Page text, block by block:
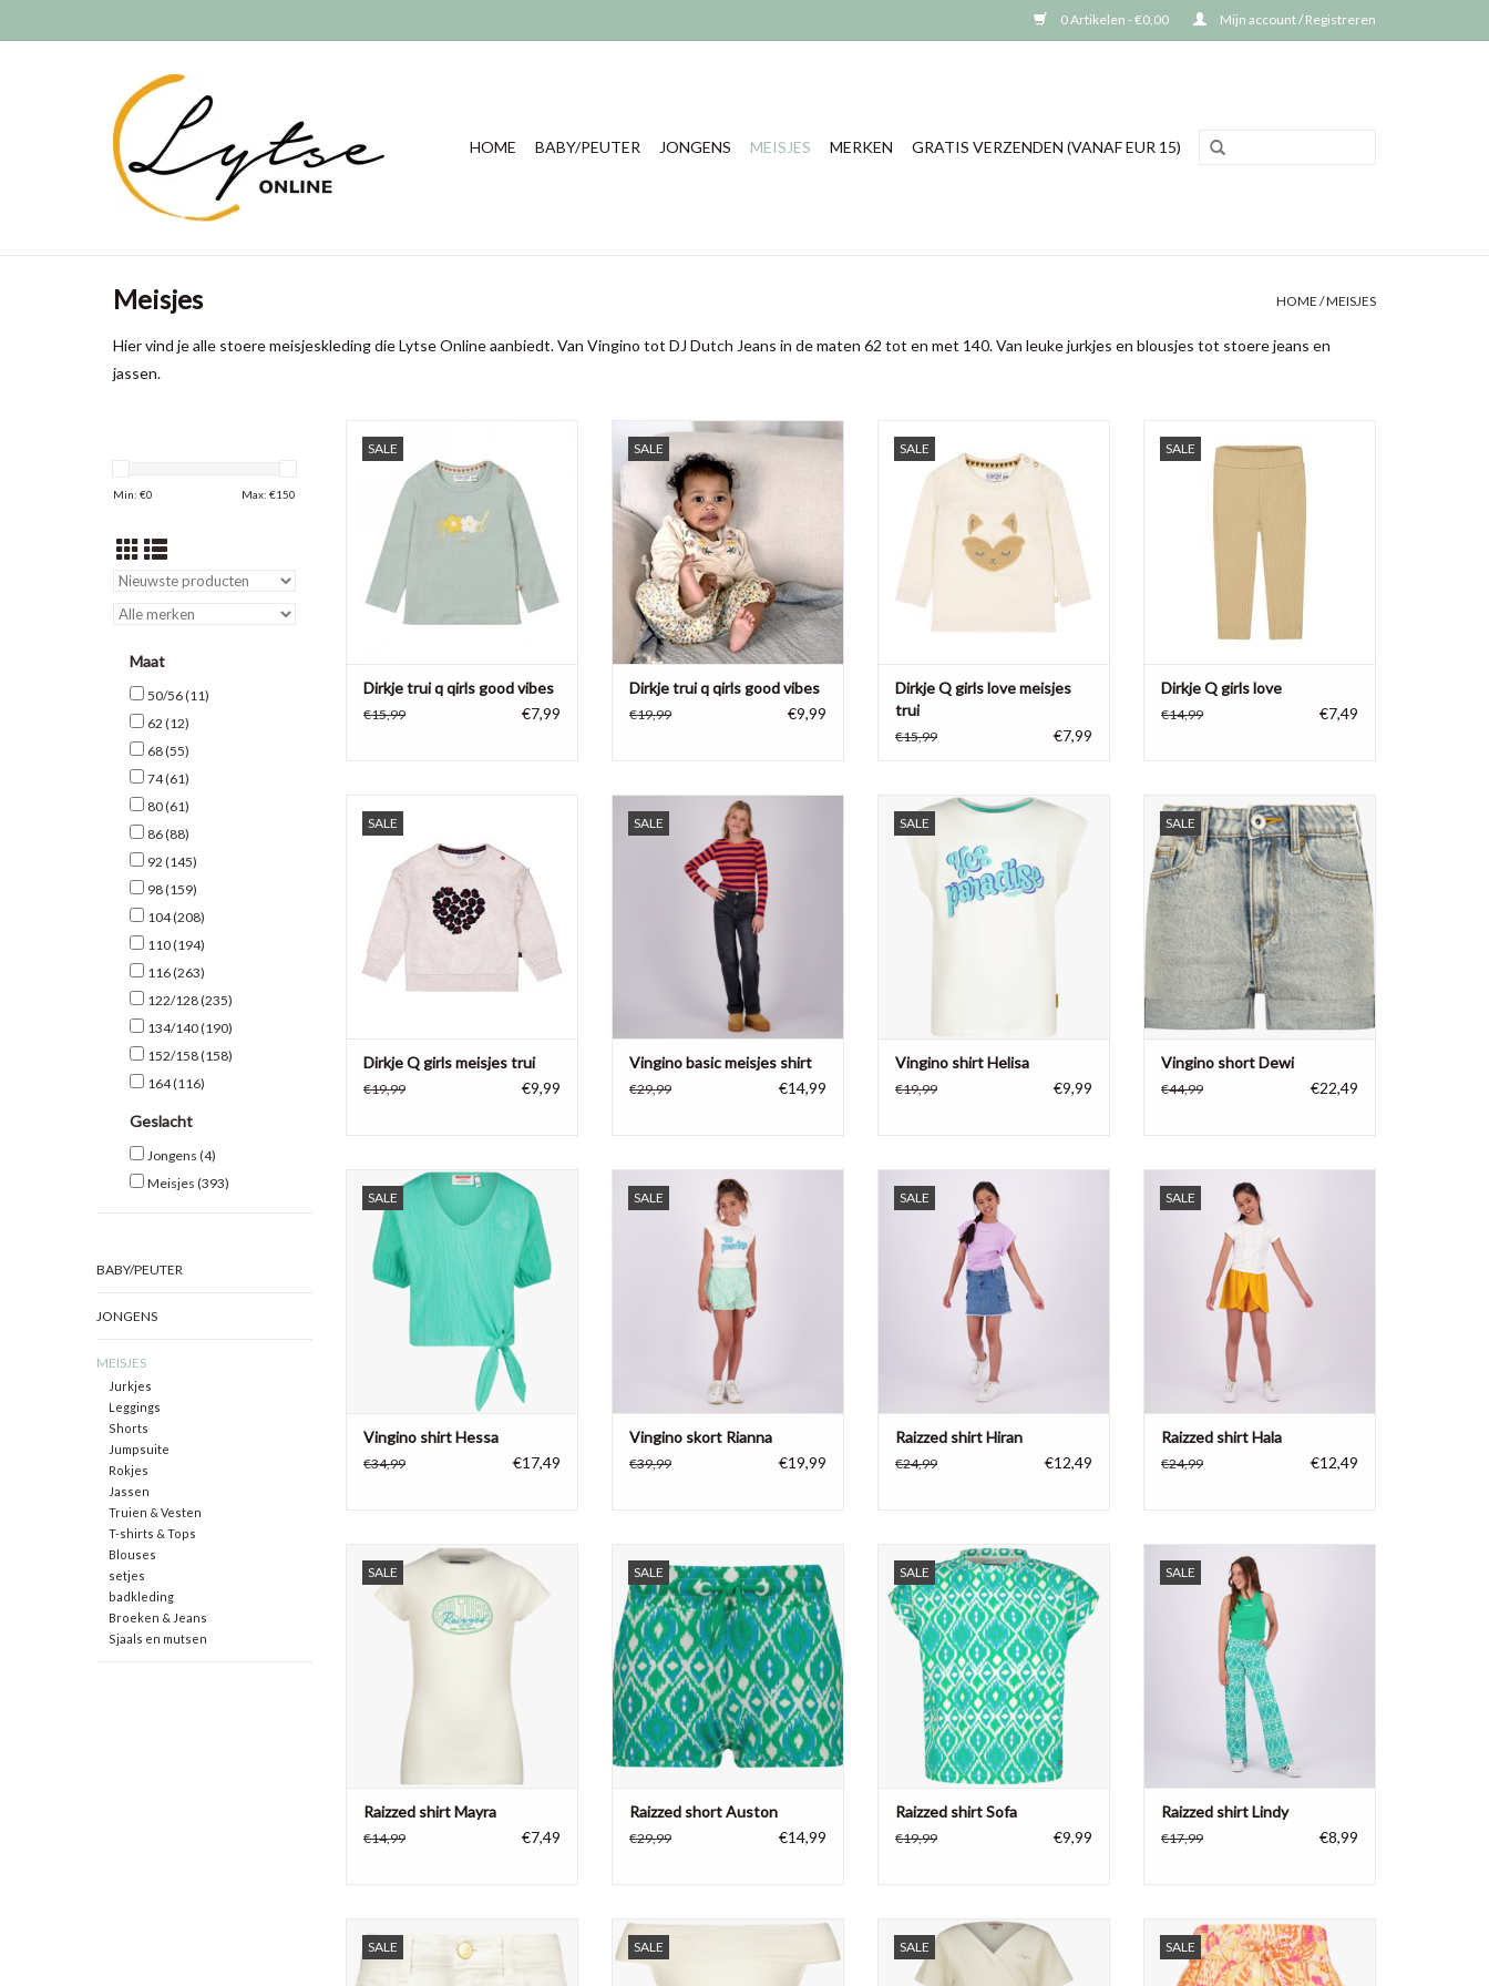
0 Artikelen - €0,00 Mijn account / Registreren
HOME BABY/PEUTER JONGENS MEISJES MERKEN GRATIS VERZENDEN (VANAF EUR 15)
Meisjes HOME /MEISJES
Hier vind je alle stoere meisjeskleding die Lytse Online aanbiedt. Van Vingino tot DJ Dutch Jeans in de maten 62 tot en met 140. Van leuke jurkjes en blousjes tot stoere jeans en
jassen.
Min: €0 Max: €150
Maat
50/56(11)
62 (12)
68(55)
74(61)
80(61)
86(88)
92 (145)
98(159)
104(208)
110(194)
116(263)
122/128(235)
134/140(190)
152/158(158)
164(116)
Geslacht
Jongens (4)
Meisjes (393)
BABY/PEUTER
JONGENS
MEISJES
Jurkjes
Leggings
Shorts
Jumpsuite
Rokjes
Jassen
Truien & Vesten
T-shirts & Tops
Blouses
setjes
badkleding
Broeken & Jeans
Sjaals en mutsen
SALE
TOEVOEGEN AAN WINKELWAGEN
Dirkje trui q qirls good vibes
€15,99 €7,99
SALE
Dirkje meisjes sweater Q girls good
vibes
deze sweater heeft een mooi
geborduurd bovenpand
TOEVOEGEN AAN WINKELWAGEN
Dirkje trui q qirls good vibes
€19,99 €9,99
SALEwintercollectie van Dirkje
TOEVOEGEN AAN WINKELWAGEN
Dirkje Q girls love meisjes
trui
€15,99 €7,99
SALE
TOEVOEGEN AAN WINKELWAGEN
Dirkje Q girls love
€14,99 €7,49
SALE
TOEVOEGEN AAN WINKELWAGEN
Dirkje Q girls meisjes trui
€19,99 €9,99
SALE
Vingino meisjes basic-crop rib
stripe shirt
TOEVOEGEN AAN WINKELWAGEN
Vingino basic meisjes shirt
€29,99 €14,99
SALE
Vingino meisjes shirt Helisa, 100%
TOEVOEGEN AAN WINKELWAGEN
Vingino shirt Helisa
€19,99 €9,99
SALE
Vingino meisjes short Dewi, 100%
katoen
TOEVOEGEN AAN WINKELWAGEN
Vingino short Dewi
€44,99 €22,49
SALE
Vingino meisjes shirt Hessa, 96%
katoen, 2% polyester, 1% elastane
TOEVOEGEN AAN WINKELWAGEN
Vingino shirt Hessa
€34,99 €17,49
SALE
Vingino meisjes broekrok Rianna,
95% katoen, 5% lurex
TOEVOEGEN AAN WINKELWAGEN
Vingino skort Rianna
€39,99 €19,99
SALE
Raizzed meisjes shirt Hiran, 100%
katoen
TOEVOEGEN AAN WINKELWAGEN
Raizzed shirt Hiran
€24,99 €12,49
SALE
Raizzed meisjes shirt Hala, 95%
katoen, 5% elastane
TOEVOEGEN AAN WINKELWAGEN
Raizzed shirt Hala
€24,99 €12,49
SALE
Raizzed meisjes shirt Mayra, 100 %
TOEVOEGEN AAN WINKELWAGEN
Raizzed shirt Mayra
€14,99 €7,49
SALE katoen, 5% elastane
TOEVOEGEN AAN WINKELWAGEN
Raizzed short Auston
€29,99 €14,99
SALE
Raizzed meisjes shirt Sofa, 95%
katoen, 5% elastane
TOEVOEGEN AAN WINKELWAGEN
Raizzed shirt Sofa
€19,99 €9,99
SALE
Raizzed meisjes top Lindy, 96%
katoen, 4% elastane
TOEVOEGEN AAN WINKELWAGEN
Raizzed shirt Lindy
€17,99 €8,99
SALE
73% katoen, 26% polyester, 1%
elastane
SALE
Vingino meisjes shirt Ilena, 68%
polyester, 27% viscose, 5%
SALE
Vingino jurk Presila, 95% katoen
TOEVOEGEN AAN WINKELWAGEN
SALE
Vingino meisjes short Rondha,
100% katoen